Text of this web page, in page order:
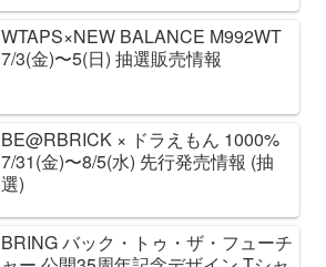
WTAPS×NEW BALANCE M992WT
7/3(金)〜5(日) 抽選販売情報
BE@RBRICK × ドラえもん 1000%
7/31(金)〜8/5(水) 先行発売情報 (抽
選)
BRING バック・トゥ・ザ・フューチ